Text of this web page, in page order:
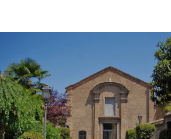
Teatro Luigi Rasi
L’edificio occupa l’ex-Chiesa di Santa
costruita con l’attiguo monastero verso
XIII secolo. A partire dal 1892 fu usato